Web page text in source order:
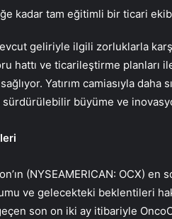
kadar tam eğitimli bir ticari
geliriyle ilgili zorluklarla
hattı ve ticarileştirme planları
Yatırım camiasıyla daha
büyüme ve
(NYSEAMERICAN: OCX)
ve gelecekteki beklentileri
son on iki ay itibariyle